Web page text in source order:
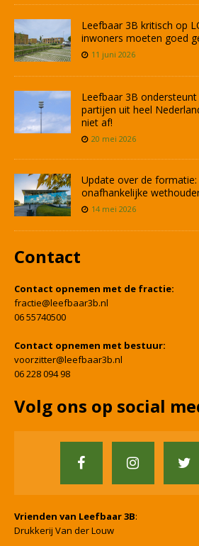
Leefbaar 3B kritisch op
inwoners moeten goed
11 juni 2026
Leefbaar 3B
partijen uit heel
niet af!
20 mei 2026
Update over de
onafhankelijke
14 mei 2026
Contact
Contact opnemen met de fractie:
fractie@leefbaar3b.nl
06 55740500
Contact opnemen met bestuur:
voorzitter@leefbaar3b.nl
06 228 094 98
Volg ons op social
Vrienden van Leefbaar 3B:
Drukkerij Van der Louw